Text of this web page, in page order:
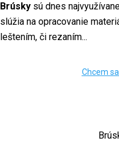
Brúsky sú dnes
slúžia na opracovanie
leštením, či rezaním...
Chcem